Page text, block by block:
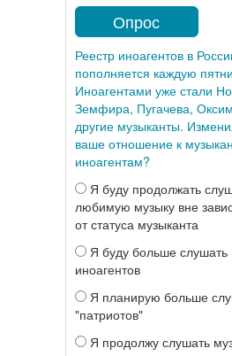
Опрос
Реестр иноагентов в
пополняется каждую
Иноагентами уже стали
Земфира, Пугачева,
другие музыканты.
ваше отношение к
иноагентам?
Я буду продолжать
любимую музыку вне
от статуса музыканта
Я буду больше слушать
иноагентов
Я планирую больше
"патриотов"
Я продолжу слушать